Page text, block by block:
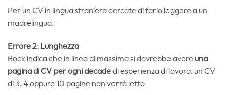
Per un CV in lingua straniera cercate di farlo leggere a un
madrelingua.
Errore 2: Lunghezza
Bock indica che in linea di massima si dovrebbe avere una
pagina di CV per ogni decadedi esperienza di lavoro: un CV
di 3, 4 oppure 10 pagine non verrà letto.